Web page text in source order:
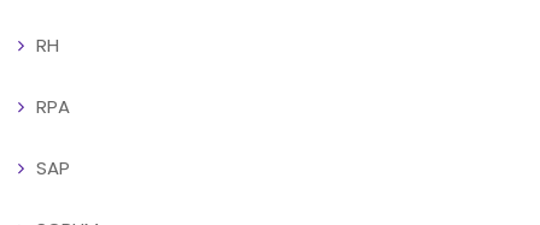
RH
RPA
SAP